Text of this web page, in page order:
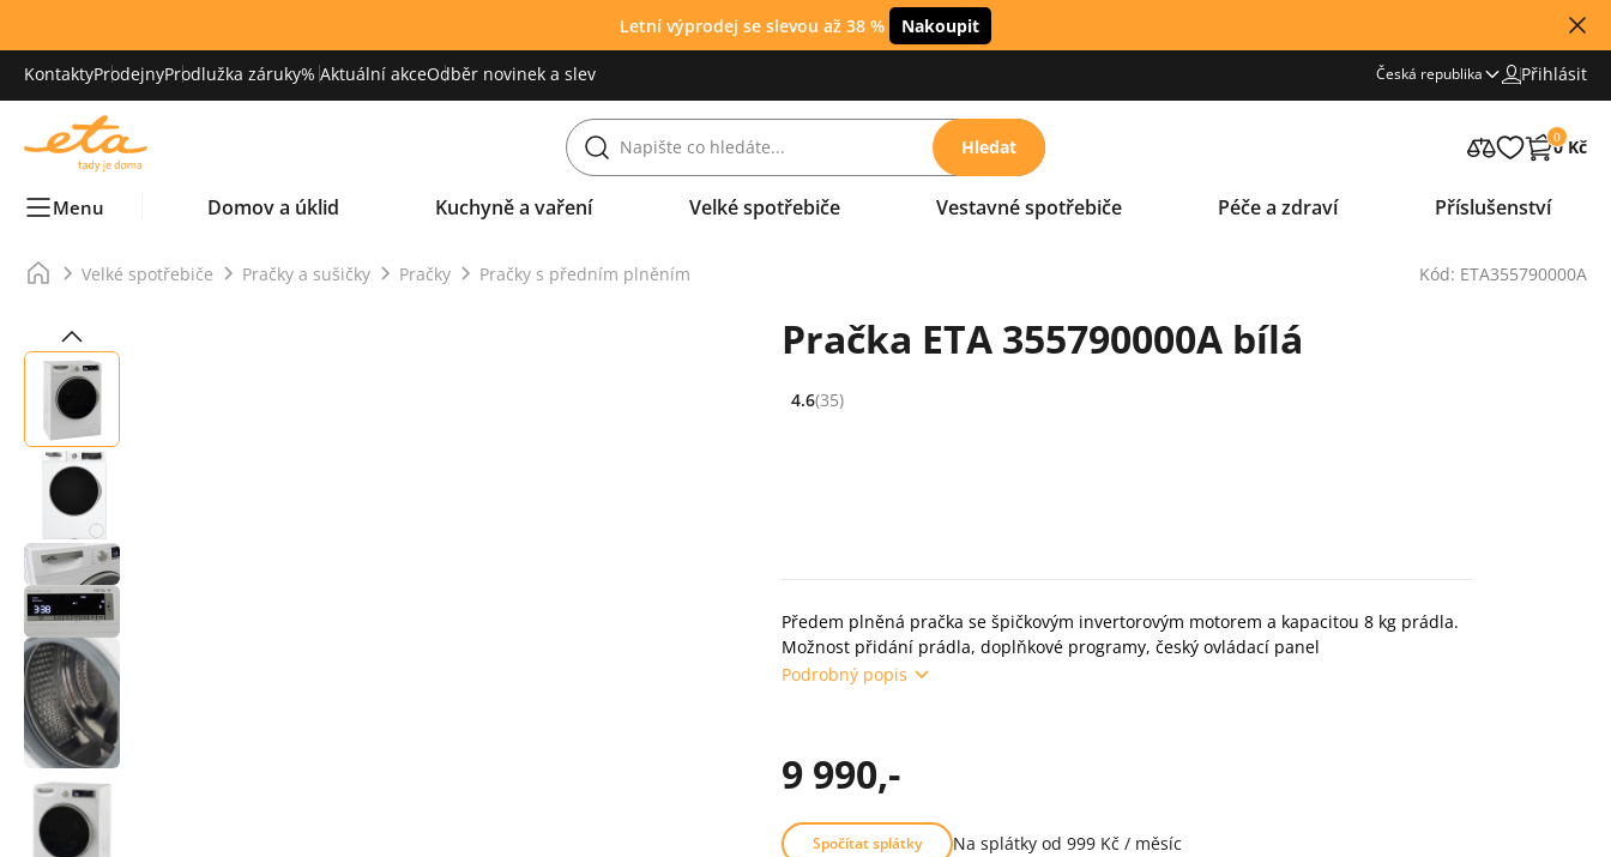
Letní výprodej se slevou až 38 % Nakoupit
KontaktyProdejnyProdlužka záruky% Aktuální akceOdběr novinek a slev Česká republika Přihlásit
Hledat 0
0 Kč
Menu Domov a úklid Kuchyně a vaření Velké spotřebiče Vestavné spotřebiče Péče a zdraví Příslušenství
Velké spotřebiče Pračky a sušičky Pračky Pračky s předním plněním Kód: ETA355790000A
Pračka ETA 355790000A bílá
Hodnocení: 4.6 z 5 (35 recenzí)
4.6(35)
Předem plněná pračka se špičkovým invertorovým motorem a kapacitou 8 kg prádla.
Možnost přidání prádla, doplňkové programy, český ovládací panel
Podrobný popis
9 990,-
Spočítat splátky Na splátky od 999 Kč / měsíc